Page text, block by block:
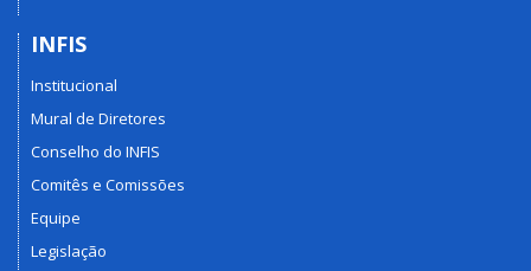
INFIS
Institucional
Mural de Diretores
Conselho do INFIS
Comitês e Comissões
Equipe
Legislação